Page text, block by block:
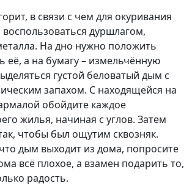
в связи с чем для окуривания
дуршлагом,
На дно нужно положить
её, а на бумагу – измельчённую
густой беловатый дым с
запахом. С находящейся на
обойдите каждое
жилья, начиная с углов. Затем
чтобы был ощутим сквозняк.
дым выходит из дома, попросите
всё плохое, а взамен подарить то,
радость.